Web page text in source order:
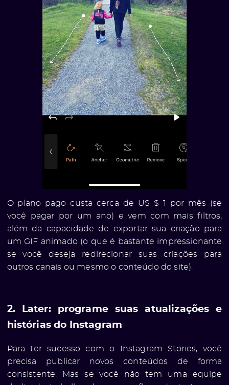
O plano pago custa cerca de US $ 1 por mês (se
você pagar por um ano) e vem com mais filtros,
além da capacidade de exportar sua criação para
um GIF animado (o que é bastante impressionante
se você deseja redirecionar suas criações para
outros canais ou mesmo o conteúdo do site).
2. Later: programe suas atualizações e
histórias do Instagram
Para ter sucesso com o Instagram Stories, você
precisa publicar novos conteúdos de forma
consistente. Mas se você não tem uma equipe